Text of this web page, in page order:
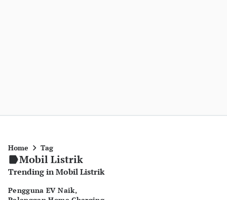
Home Tag
Mobil Listrik
Trending in Mobil Listrik
Pengguna EV Naik,